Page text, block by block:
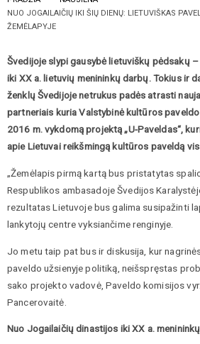
NUO JOGAILAIČIŲ IKI ŠIŲ DIENŲ: LIETUVIŠKAS
ŽEMĖLAPYJE
Švedijoje slypi gausybė lietuviškų pėdsakų
iki XX a. lietuvių menininkų darbų. Tokius ir
ženklų Švedijoje netrukus padės atrasti
partneriais kuria Valstybinė kultūros
2016 m. vykdomą projektą „U-Paveldas“,
apie Lietuvai reikšmingą kultūros paveldą
„Žemėlapis pirmą kartą bus pristatytas
Respublikos ambasadoje Švedijos
rezultatas Lietuvoje bus galima susipažinti
lankytojų centre vyksiančime renginyje.
Jo metu taip pat bus ir diskusija, kur
paveldo užsienyje politiką, neišspręstas
sako projekto vadovė, Paveldo komisijos
Pancerovaitė.
Nuo Jogailaičių dinastijos iki XX a.